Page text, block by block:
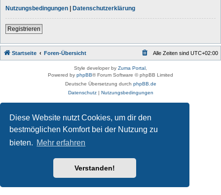
Diese Website nutzt Cookies, um dir den
bestmöglichen Komfort bei der Nutzung zu
bieten. Mehr erfahren
Verstanden!
Nutzungsbedingungen | Datenschutzerklärung
Registrieren
Startseite Foren-Übersicht Alle Zeiten sind UTC+02:00
Style developer by Zuma Portal
Powered by phpBB® Forum Software © phpBB Limited
Deutsche Übersetzung durch phpBB.de
Datenschutz| Nutzungsbedingungen